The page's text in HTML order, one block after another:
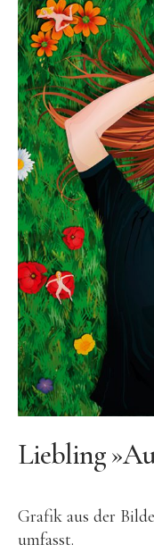
Liebling
Grafik aus der
umfasst.